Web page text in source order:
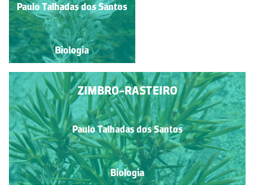
Paulo Talhadas dos Santos
Biologia
Paulo Talhadas dos Santos
Biologia
ZIMBRO-RASTEIRO
Paulo Talhadas dos Santos
Biologia